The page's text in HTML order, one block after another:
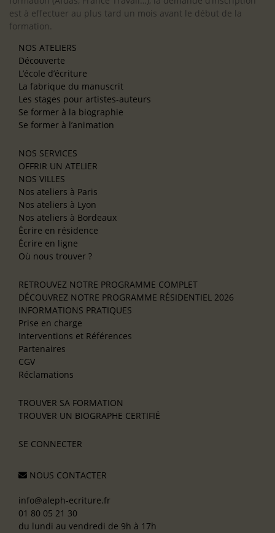
est à effectuer au plus tard un mois avant le début de la
formation.
NOS ATELIERS
Découverte
L’école d’écriture
La fabrique du manuscrit
Les stages pour artistes-auteurs
Se former à la biographie
Se former à l’animation
NOS SERVICES
OFFRIR UN ATELIER
NOS VILLES
Nos ateliers à Paris
Nos ateliers à Lyon
Nos ateliers à Bordeaux
Écrire en résidence
Écrire en ligne
Où nous trouver ?
RETROUVEZ NOTRE PROGRAMME COMPLET
DÉCOUVREZ NOTRE PROGRAMME RÉSIDENTIEL 2026
INFORMATIONS PRATIQUES
Prise en charge
Interventions et Références
Partenaires
CGV
Réclamations
TROUVER SA FORMATION
TROUVER UN BIOGRAPHE CERTIFIÉ
SE CONNECTER
NOUS CONTACTER
info@aleph-ecriture.fr
01 80 05 21 30
du lundi au vendredi de 9h à 17h